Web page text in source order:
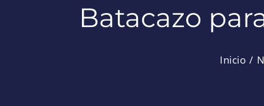
Batacazo
Inicio